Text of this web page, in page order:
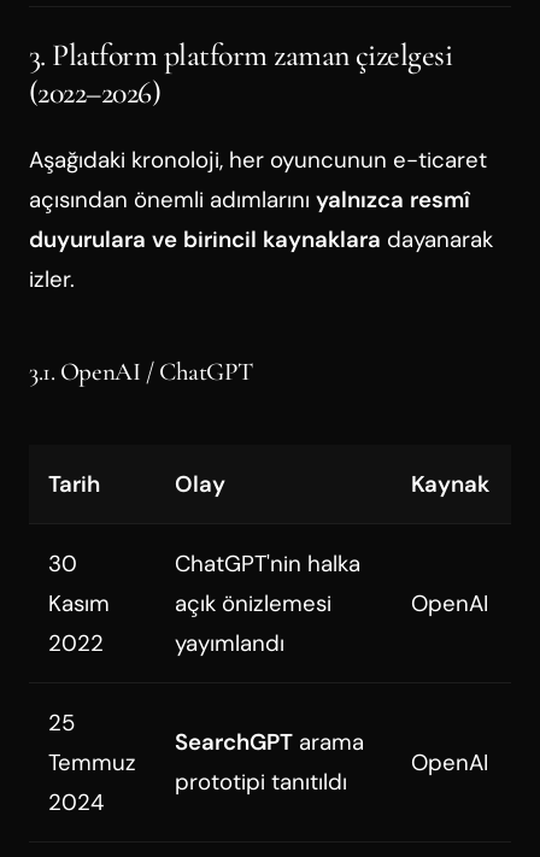
3. Platform platform zaman çizelgesi
(2022–2026)
Aşağıdaki kronoloji, her oyuncunun e-ticaret
açısından önemli adımlarını yalnızca resmî
duyurulara ve birincil kaynaklara dayanarak
izler.
3.1. OpenAI / ChatGPT
Tarih Olay Kaynak
30
Kasım
2022
ChatGPT'nin halka
açık önizlemesi
yayımlandı
OpenAI
25
Temmuz
2024
SearchGPT arama
prototipi tanıtıldı
OpenAI